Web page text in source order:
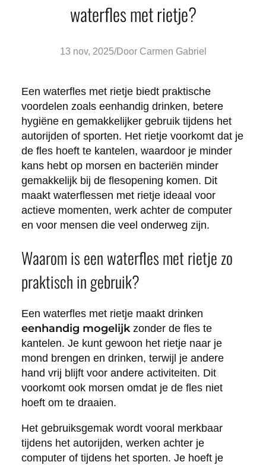
waterfles met rietje?
13 nov, 2025/Door Posted
Carmen Gabriel
Een waterfles met rietje biedt praktische
voordelen zoals eenhandig drinken, betere
hygiëne en gemakkelijker gebruik tijdens het
autorijden of sporten. Het rietje voorkomt dat je
de fles hoeft te kantelen, waardoor je minder
kans hebt op morsen en bacteriën minder
gemakkelijk bij de flesopening komen. Dit
maakt waterflessen met rietje ideaal voor
actieve momenten, werk achter de computer
en voor mensen die veel onderweg zijn.
Waarom is een waterfles met rietje zo
praktisch in gebruik?
Een waterfles met rietje maakt drinken
eenhandig mogelijkzonder de fles te
kantelen. Je kunt gewoon het rietje naar je
mond brengen en drinken, terwijl je andere
hand vrij blijft voor andere activiteiten. Dit
voorkomt ook morsen omdat je de fles niet
hoeft om te draaien.
Het gebruiksgemak wordt vooral merkbaar
tijdens het autorijden, werken achter je
computer of tijdens het sporten. Je hoeft je